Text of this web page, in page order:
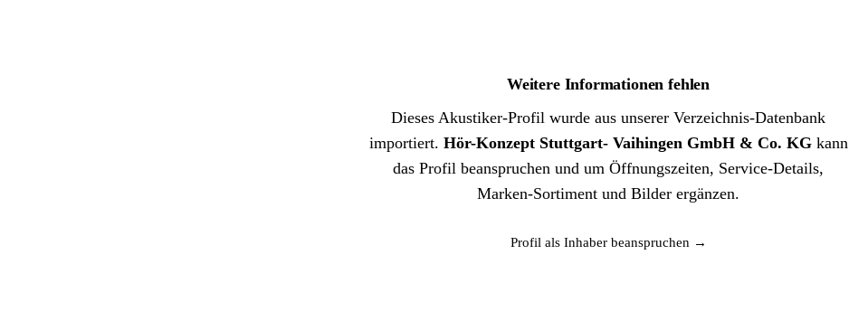
Weitere Informationen fehlen
Dieses Akustiker-Profil wurde aus unserer Verzeichnis-Datenbank
importiert. Hör-Konzept Stuttgart- Vaihingen GmbH & Co. KGkann
das Profil beanspruchen und um Öffnungszeiten, Service-Details,
Marken-Sortiment und Bilder ergänzen.
Profil als Inhaber beanspruchen →